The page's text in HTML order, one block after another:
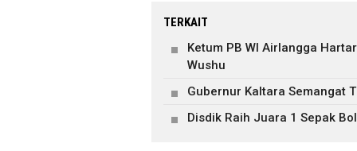
TERKAIT
Ketum PB WI Airlangga
Wushu
Gubernur Kaltara Semangat
Disdik Raih Juara 1 Sepak